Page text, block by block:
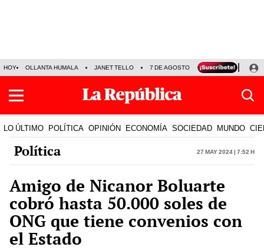
HOY OLLANTA HUMALA JANET TELLO 7 DE AGOSTO TINKA RESULTADOS
LO ÚLTIMO POLÍTICA OPINIÓN ECONOMÍA SOCIEDAD MUNDO
Política 27 May 2024 | 7:52 h
Amigo de Nicanor Boluarte
cobró hasta 50.000 soles de
ONG que tiene convenios con
el Estado